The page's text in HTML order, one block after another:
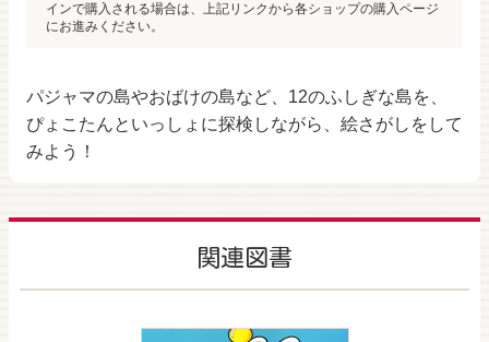
パジャマの島やおばけの島など、12のふしぎな島を、
ぴょこたんといっしょに探検しながら、絵さがしをして
みよう！
インで購入される場合は、上記リンクから各ショップの購入ページ
にお進みください。
関連図書